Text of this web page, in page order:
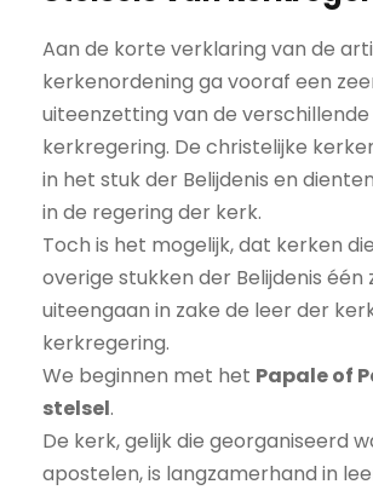
Aan de korte verklaring van de
kerkenordening ga vooraf een
uiteenzetting van de
kerkregering. De christelijke
in het stuk der Belijdenis en
in de regering der kerk.
Toch is het mogelijk, dat kerken
overige stukken der Belijdenis één
uiteengaan in zake de leer der
kerkregering.
We beginnen met het Papale of
stelsel.
De kerk, gelijk die georganiseerd
apostelen, is langzamerhand in